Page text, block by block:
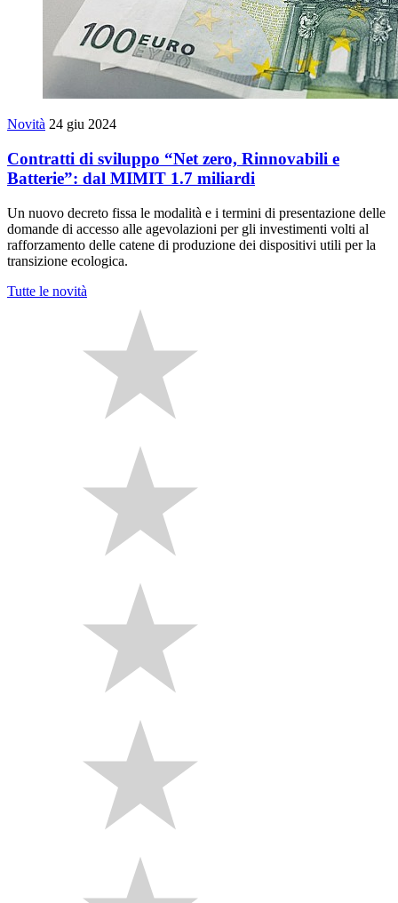
Novità 24 giu 2024
Contratti di sviluppo “Net zero, Rinnovabili e
Batterie”: dal MIMIT 1.7 miliardi
Un nuovo decreto fissa le modalità e i termini di presentazione delle
domande di accesso alle agevolazioni per gli investimenti volti al
rafforzamento delle catene di produzione dei dispositivi utili per la
transizione ecologica.
Tutte le novità